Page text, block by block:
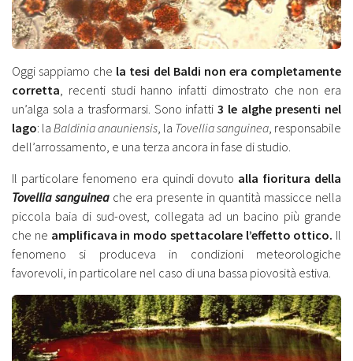
Oggi sappiamo che la tesi del Baldi non era completamente
corretta , recenti studi hanno infatti dimostrato che non era
un’alga sola a trasformarsi. Sono infatti 3 le alghe presenti nel
lago: la Baldinia anauniensis , la Tovellia sanguinea , responsabile
dell’arrossamento, e una terza ancora in fase di studio.
Il particolare fenomeno era quindi dovuto alla fioritura della
Tovellia sanguinea che era presente in quantità massicce nella
piccola baia di sud-ovest, collegata ad un bacino più grande
che ne amplificava in modo spettacolare l’effetto ottico. Il
fenomeno si produceva in condizioni meteorologiche
favorevoli, in particolare nel caso di una bassa piovosità estiva.